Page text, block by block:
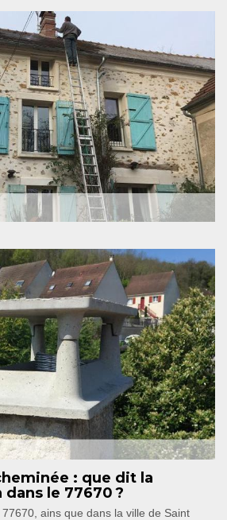
: que dit la
le 77670 ?
ains que dans la ville de Saint